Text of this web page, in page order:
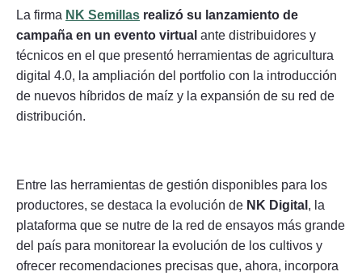
La firma NK Semillas realizó su lanzamiento de
campaña en un evento virtual ante distribuidores y
técnicos en el que presentó herramientas de agricultura
digital 4.0, la ampliación del portfolio con la introducción
de nuevos híbridos de maíz y la expansión de su red de
distribución.
Entre las herramientas de gestión disponibles para los
productores, se destaca la evolución de NK Digital , la
plataforma que se nutre de la red de ensayos más grande
del país para monitorear la evolución de los cultivos y
ofrecer recomendaciones precisas que, ahora, incorpora